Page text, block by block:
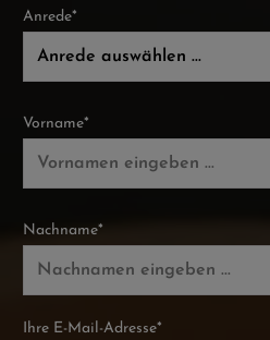
Anrede*
Vorname*
Nachname*
Ihre E-Mail-Adresse*